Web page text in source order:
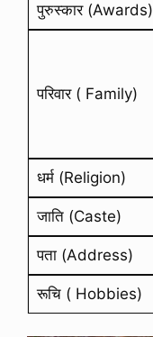
पुरुस्कार (Awards)
परिवार ( Family)
धर्म (Religion)
जाति (Caste)
पता (Address)
रूचि ( Hobbies)